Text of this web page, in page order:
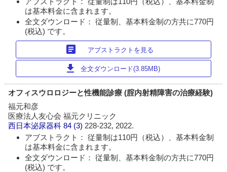
は基本料金に含まれます。
全文ダウンロード： 従量制、基本料金制の方共に770円
(税込) です。
article アブストラクトを見る
download 全文ダウンロード(3.85MB)
オフィスウロロジーと性機能診療 (腟内射精障害の治療経験)
福元和彦
医療法人友心会 福元クリニック
西日本泌尿器科 84 (3) 228-232, 2022.
アブストラクト： 従量制は110円（税込）、基本料金制
は基本料金に含まれます。
全文ダウンロード： 従量制、基本料金制の方共に770円
(税込) です。